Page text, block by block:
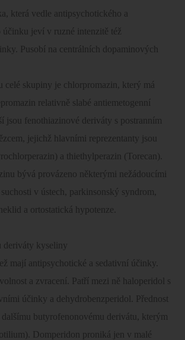
která vedle antipsychotického a
účinku jeví v ruzné intenzitě též
Pusobí na centrálních dopaminových
celé skupiny je chlorpromazin, který má
relativně slabé antiemetogenní
jsou fenothiazinové deriváty s postranním
jejichž hlavními reprezentanty jsou
a thiethylperazin (Torecan).
bývá provázeno některými nežádoucími
v ústech, parkinsonský syndrom,
a ortostatická hypotenze.
deriváty kyseliny
mají antipsychotické a sedativní účinky.
a zvracení. Patří mezi ně haloperidol s
účinky a dehydrobenzperidol. Přednost
dalšímu butyrofenonovému derivátu, kterým
Domperidon proniká jen v malé